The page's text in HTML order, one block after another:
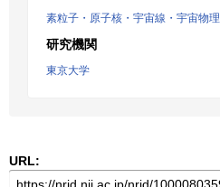
素粒子・原子核・宇宙線・宇宙物理
研究機関
東京大学
URL: